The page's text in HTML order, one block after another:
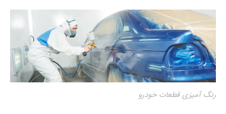
رنگ آمیزی قطعات خودرو